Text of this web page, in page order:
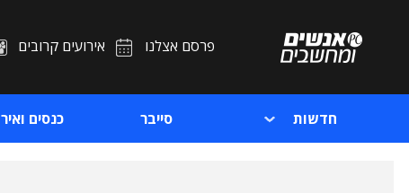
פרסם אצלנו אירועים קרובים
חדשות סייבר כנסים